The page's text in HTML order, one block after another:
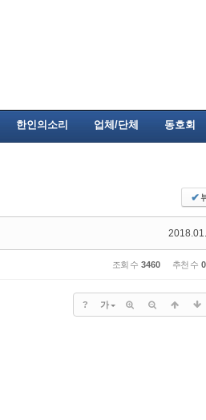
한인의소리 업체/단체 동호회
✔
조회 수 3460 추천 수 0
? 가